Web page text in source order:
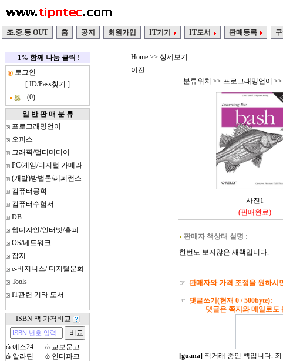
조.중.동 OUT 홈 공지 회원가입 IT기기 IT도서 판매등록
1% 함께 나눔 클릭 !
로그인
[ ID/Pass찾기 ]
(0)
일 반 판 매 분 류
프로그래밍언어
오피스
그래픽/멀티미디어
PC/게임/디지털 카메라
(개발)방법론/레퍼런스
컴퓨터공학
컴퓨터수험서
DB
웹디자인/인터넷/홈피
OS/네트워크
잡지
e-비지니스/ 디지털문화
Tools
IT관련 기타 도서
ISBN 책 가격비교
ώ 예스24 ώ 교보문고
ώ 알라딘 ώ 인터파크
Home >> 상세보기
이전
- 분류위치 >> 프로그래밍언어 >>
사진1
(판매완료)
판매자 책상태 설명 :
한번도 보지않은 새책입니다.
☞ 판매자와 가격 조정을 원하시
☞ 댓글쓰기(현재 0 / 500byte):
댓글은 쪽지와 메일로도 판
[guana] 직거래 중인 책입니다.